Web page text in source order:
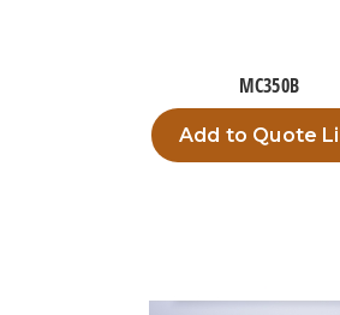
MC350B
Add to Quote